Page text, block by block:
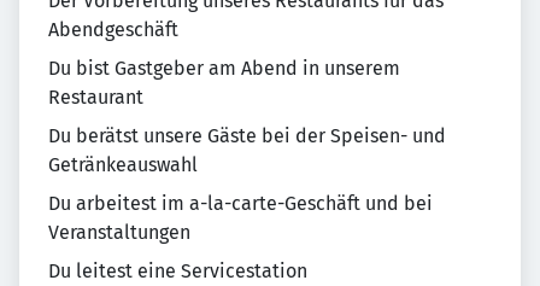
Abendgeschäft
Du bist Gastgeber am Abend in unserem
Restaurant
Du berätst unsere Gäste bei der Speisen- und
Getränkeauswahl
Du arbeitest im a-la-carte-Geschäft und bei
Veranstaltungen
Du leitest eine Servicestation